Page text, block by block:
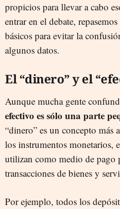
propicios para llevar a cabo
entrar en el debate,
básicos para evitar la
algunos datos.
El “dinero” y el
Aunque mucha gente
efectivo es sólo una parte
“dinero” es un concepto
los instrumentos monetarios,
utilizan como medio de pago
transacciones de bienes y
Por ejemplo, todos los